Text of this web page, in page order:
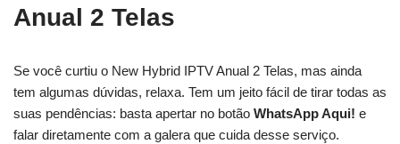
Anual 2 Telas
Se você curtiu o New Hybrid IPTV Anual 2 Telas, mas ainda
tem algumas dúvidas, relaxa. Tem um jeito fácil de tirar todas as
suas pendências: basta apertar no botão WhatsApp Aqui! e
falar diretamente com a galera que cuida desse serviço.